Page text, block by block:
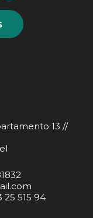
13 //
25 515 94